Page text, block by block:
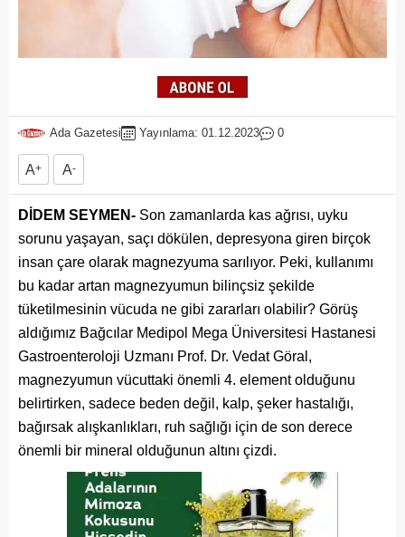
Ada Gazetesi Yayınlama: 01.12.2023 0
A+ A-
DİDEM SEYMEN- Son zamanlarda kas ağrısı, uyku
sorunu yaşayan, saçı dökülen, depresyona giren birçok
insan çare olarak magnezyuma sarılıyor. Peki, kullanımı
bu kadar artan magnezyumun bilinçsiz şekilde
tüketilmesinin vücuda ne gibi zararları olabilir? Görüş
aldığımız Bağcılar Medipol Mega Üniversitesi Hastanesi
Gastroenteroloji Uzmanı Prof. Dr. Vedat Göral,
magnezyumun vücuttaki önemli 4. element olduğunu
belirtirken, sadece beden değil, kalp, şeker hastalığı,
bağırsak alışkanlıkları, ruh sağlığı için de son derece
önemli bir mineral olduğunun altını çizdi.